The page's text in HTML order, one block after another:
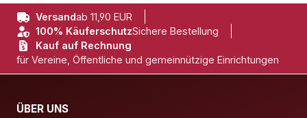
Versandab 11,90 EUR
100% KäuferschutzSichere Bestellung
Kauf auf Rechnung
für Vereine, Öffentliche und gemeinnützige Einrichtungen
ÜBER UNS